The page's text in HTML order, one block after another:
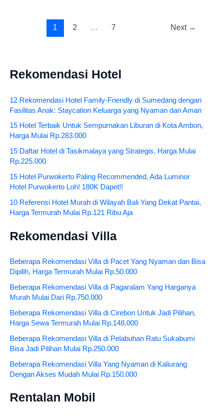
1 2 … 7 Next →
Rekomendasi Hotel
12 Rekomendasi Hotel Family-Friendly di Sumedang dengan
Fasilitas Anak: Staycation Keluarga yang Nyaman dan Aman
15 Hotel Terbaik Untuk Sempurnakan Liburan di Kota Ambon,
Harga Mulai Rp.283.000
15 Daftar Hotel di Tasikmalaya yang Strategis, Harga Mulai
Rp.225.000
15 Hotel Purwokerto Paling Recommended, Ada Luminor
Hotel Purwokerto Loh! 180K Dapet!!
10 Referensi Hotel Murah di Wilayah Bali Yang Dekat Pantai,
Harga Termurah Mulai Rp.121 Ribu Aja
Rekomendasi Villa
Beberapa Rekomendasi Villa di Pacet Yang Nyaman dan Bisa
Dipilih, Harga Termurah Mulai Rp.50.000
Beberapa Rekomendasi Villa di Pagaralam Yang Harganya
Murah Mulai Dari Rp.750.000
Beberapa Rekomendasi Villa di Cirebon Untuk Jadi Pilihan,
Harga Sewa Termurah Mulai Rp.148.000
Beberapa Rekomendasi Villa di Pelabuhan Ratu Sukabumi
Bisa Jadi Pilihan Mulai Rp.250.000
Beberapa Rekomendasi Villa Yang Nyaman di Kaliurang
Dengan Akses Mudah Mulai Rp.150.000
Rentalan Mobil